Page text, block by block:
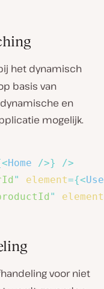
het dynamisch
basis van
en
mogelijk.
<Home />}
/>
" element={<
"
element
voor niet